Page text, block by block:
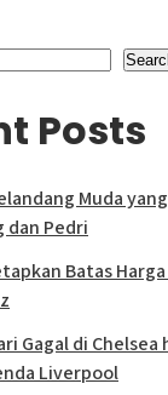
Posts
Muda
dan Pedri
Batas
Gagal di Chelsea
Liverpool